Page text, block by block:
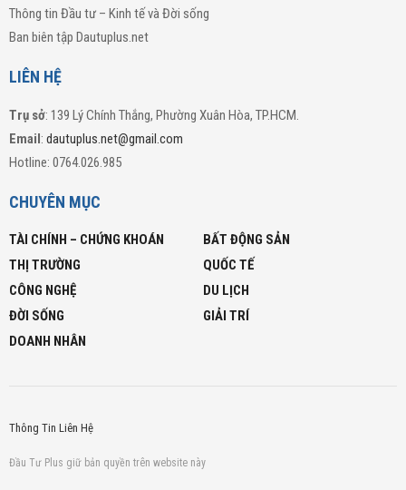
Thông tin Đầu tư – Kinh tế và Đời sống
Ban biên tập Dautuplus.net
LIÊN HỆ
Trụ sở: 139 Lý Chính Thắng, Phường Xuân Hòa, TP.HCM.
Email: dautuplus.net@gmail.com
Hotline: 0764.026.985
CHUYÊN MỤC
TÀI CHÍNH – CHỨNG KHOÁN
BẤT ĐỘNG SẢN
THỊ TRƯỜNG
QUỐC TẾ
CÔNG NGHỆ
DU LỊCH
ĐỜI SỐNG
GIẢI TRÍ
DOANH NHÂN
Thông Tin Liên Hệ
Đầu Tư Plus giữ bản quyền trên website này